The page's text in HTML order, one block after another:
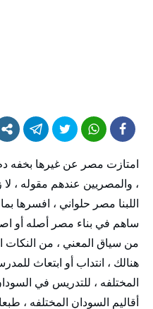
امتازت مصر عن غيرها بخفه
، والمصريين عندهم مقوله ،
اللبنا مصر حلواني ، افسرها
ساهم في بناء مصر أصله أو
من سياق المعني ، من النكات
هنالك ، انتداب أو ابتعاث
المختلفه ، للتدريس في
أقاليم السودان المختلفه ،